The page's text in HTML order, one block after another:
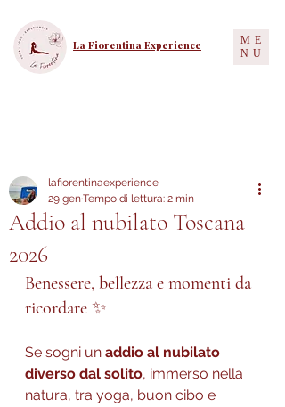
ME
NU
La Fiorentina Experience
Addio al nubilato Toscana
2026
lafiorentinaexperience
29 genTempo di lettura: 2 min
Benessere, bellezza e momenti da
ricordare ✨
Se sogni un addio al nubilato
diverso dal solito, immerso nella
natura, tra yoga, buon cibo e